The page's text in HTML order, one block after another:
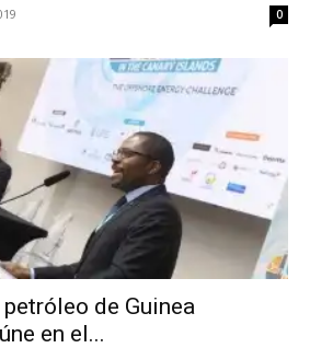
0
de Guinea
en el...